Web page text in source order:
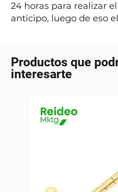
24 horas para realizar
anticipo, luego de eso
Productos que
interesarte